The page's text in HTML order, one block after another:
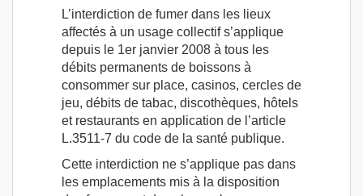
L’interdiction de fumer dans les lieux
affectés à un usage collectif s’applique
depuis le 1er janvier 2008 à tous les
débits permanents de boissons à
consommer sur place, casinos, cercles de
jeu, débits de tabac, discothèques, hôtels
et restaurants en application de l’article
L.3511-7 du code de la santé publique.
Cette interdiction ne s’applique pas dans
les emplacements mis à la disposition